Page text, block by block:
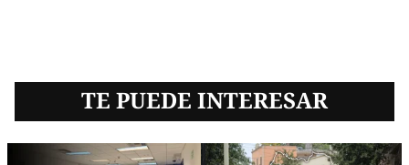
TE PUEDE INTERESAR